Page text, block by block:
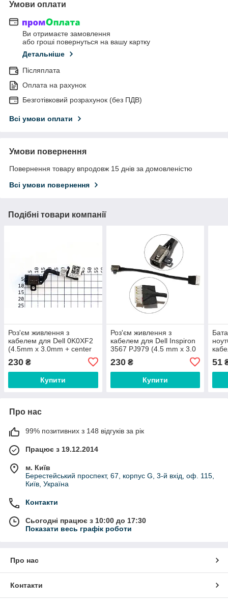
Умови оплати
Ви отримаєте замовлення
або гроші повернуться на вашу картку
Детальніше
Післяплата
Оплата на рахунок
Безготівковий розрахунок (без ПДВ)
Всі умови оплати
Умови повернення
Повернення товару впродовж 15 днів за домовленістю
Всі умови повернення
Подібні товари компанії
Роз'єм живлення з
кабелем для Dell 0K0XF2
(4.5mm x 3.0mm + center
230 ₴
Купити
Роз'єм живлення з
кабелем для Dell Inspiron
3567 PJ979 (4.5 mm x 3.0
mm + center pin), 6(5)-pin,
8 см
230₴
Купити
51
Про нас
99% позитивних з 148 відгуків за рік
Працює з 19.12.2014
м. Київ
Берестейський проспект, 67, корпус G, 3-й вхід, оф. 115,
Київ, Україна
Контакти
Сьогодні працює з 10:00 до 17:30
Показати весь графік роботи
Про нас
Контакти